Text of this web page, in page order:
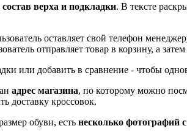
состав верха и подкладки. В тексте
оставляет свой телефон
отправляет товар в корзину, а
или добавить в сравнение - чтобы
адрес магазина, по которому можно
доставку кроссовок.
обуви, есть несколько фотографий